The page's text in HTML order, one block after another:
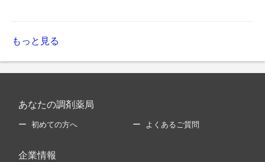
もっと見る
あなたの調剤薬局
初めての方へ よくあるご質問
企業情報